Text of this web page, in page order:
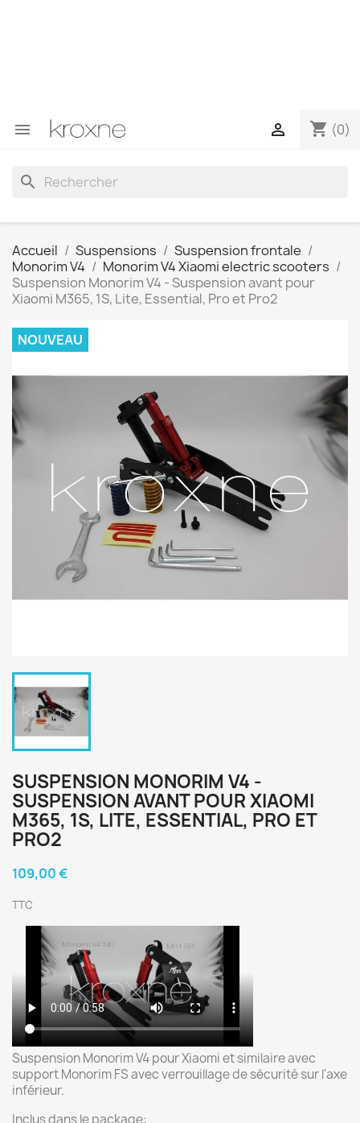
 shopping_cart (0)

search
Accueil Suspensions
Suspension frontale
Monorim V4
Monorim V4 Xiaomi electric scooters
Suspension Monorim V4 - Suspension avant pour
Xiaomi M365, 1S, Lite, Essential, Pro et Pro2
NOUVEAU
SUSPENSION MONORIM V4 -
SUSPENSION AVANT POUR XIAOMI
M365, 1S, LITE, ESSENTIAL, PRO ET
PRO2
109,00 €
TTC
Suspension Monorim V4 pour Xiaomi et similaire avec
support Monorim FS avec verrouillage de sécurité sur l'axe
inférieur.
Inclus dans le package: